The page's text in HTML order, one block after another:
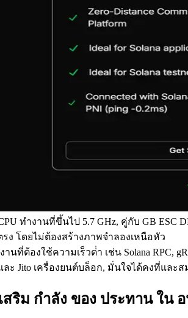
ทํางานที่ขึ้นไป 5.7 GHz, คู่กับ GB
ง โดยไม่ต้องสร้างภาพจําลองเหนือหัว
นที่ต้องใช้ความเร็วต่ํา เช่น Solana RPC,
ละ Jito เครื่องยนต์บล็อก, มั่นใจได้คงที่และ
ริม กําลัง ของ ประทาน ใน